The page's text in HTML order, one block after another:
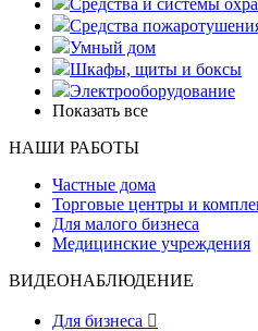
Средства и системы
Средства
Умный дом
Шкафы, щиты и боксы
Электрооборудование
Показать все
НАШИ РАБОТЫ
Частные дома
Торговые центры и
Для малого бизнеса
Медицинские учреждения
ВИДЕОНАБЛЮДЕНИЕ
Для бизнеса 